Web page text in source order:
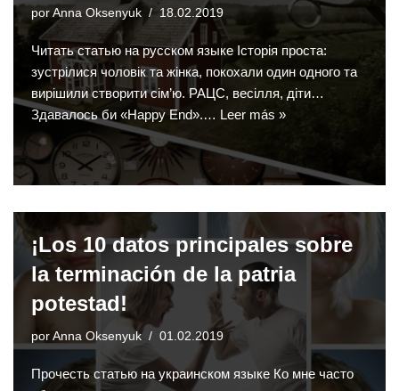
por Anna Oksenyuk 18.02.2019
Читать статью на русском языке Історія проста:
зустрілися чоловік та жінка, покохали один одного та
вирішили створити сім’ю. РАЦС, весілля, діти…
Здавалось би «Happy End».… Leer más »
¡Los 10 datos principales sobre
la terminación de la patria
potestad!
por Anna Oksenyuk 01.02.2019
Прочесть статью на украинском языке Ко мне часто